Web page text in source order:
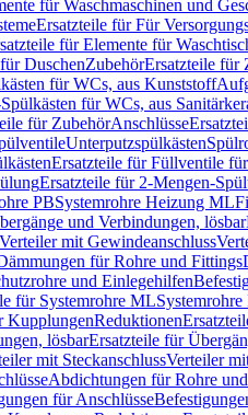
für Waschmaschinen und
Ersatzteile für Für
für Elemente für
DuschenZubehörErsatzteile für
für WCs, aus Kunststoff
für WCs, aus
für ZubehörAnschlüsse
Unterputzspülkästen
Ersatzteile für Füllventile
Ersatzteile für 2-Mengen-
PBSystemrohre Heizung ML
und Verbindungen, lösbar
mit Gewindeanschluss
für Rohre und Fittings
und Einlegehilfen
für Systemrohre MLSystemrohre
KupplungenReduktionen
lösbarErsatzteile für
mit SteckanschlussVerteiler
Abdichtungen für Rohre
für Anschlüsse